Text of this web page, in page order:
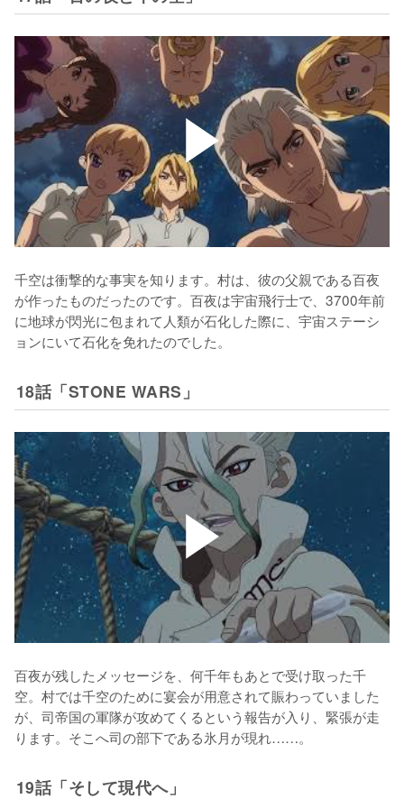
千空は衝撃的な事実を知ります。村は、彼の父親である百夜
が作ったものだったのです。百夜は宇宙飛行士で、3700年前
に地球が閃光に包まれて人類が石化した際に、宇宙ステーシ
ョンにいて石化を免れたのでした。
18話「STONE WARS」
百夜が残したメッセージを、何千年もあとで受け取った千
空。村では千空のために宴会が用意されて賑わっていました
が、司帝国の軍隊が攻めてくるという報告が入り、緊張が走
ります。そこへ司の部下である氷月が現れ……。
19話「そして現代へ」